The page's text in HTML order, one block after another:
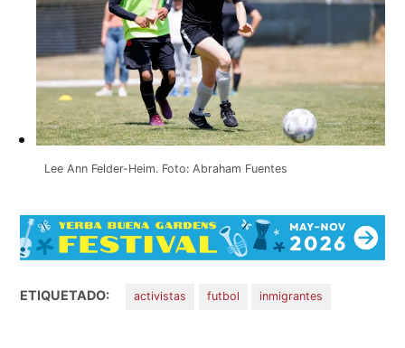
Lee Ann Felder-Heim. Foto: Abraham Fuentes
ETIQUETADO: activistas futbol inmigrantes